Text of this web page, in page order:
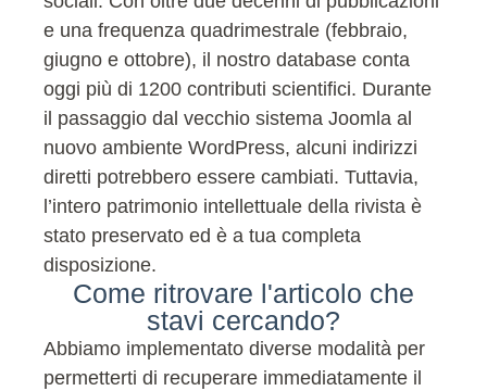
e una frequenza quadrimestrale (febbraio,
giugno e ottobre), il nostro database conta
oggi più di 1200 contributi scientifici. Durante
il passaggio dal vecchio sistema Joomla al
nuovo ambiente WordPress, alcuni indirizzi
diretti potrebbero essere cambiati. Tuttavia,
l’intero patrimonio intellettuale della rivista è
stato preservato ed è a tua completa
disposizione.
Come ritrovare l'articolo che
stavi cercando?
Abbiamo implementato diverse modalità per
permetterti di recuperare immediatamente il